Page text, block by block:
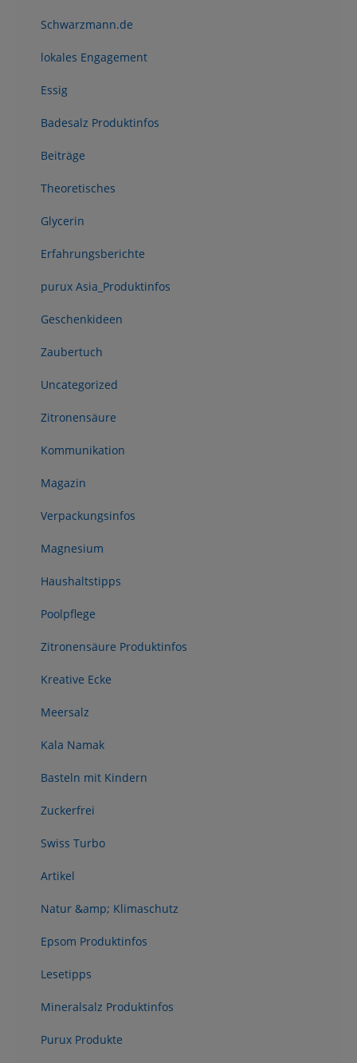
Schwarzmann.de
lokales Engagement
Essig
Badesalz Produktinfos
Beiträge
Theoretisches
Glycerin
Erfahrungsberichte
purux Asia_Produktinfos
Geschenkideen
Zaubertuch
Uncategorized
Zitronensäure
Kommunikation
Magazin
Verpackungsinfos
Magnesium
Haushaltstipps
Poolpflege
Zitronensäure Produktinfos
Kreative Ecke
Meersalz
Kala Namak
Basteln mit Kindern
Zuckerfrei
Swiss Turbo
Artikel
Natur &amp; Klimaschutz
Epsom Produktinfos
Lesetipps
Mineralsalz Produktinfos
Purux Produkte